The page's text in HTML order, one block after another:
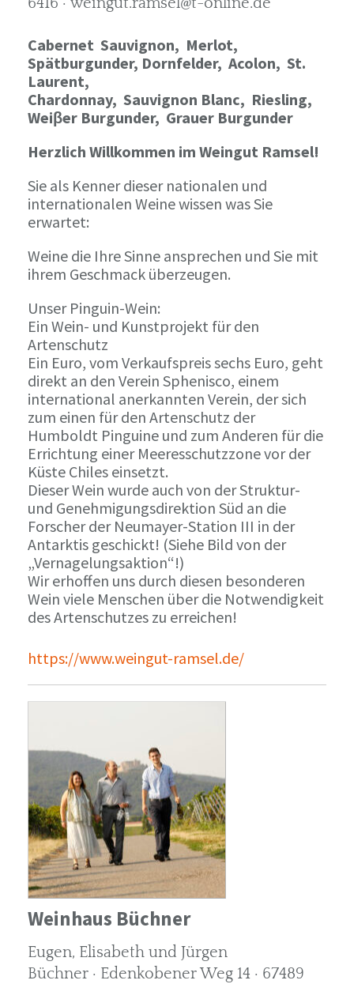
Cabernet Sauvignon, Merlot,
Spätburgunder, Dornfelder, Acolon, St.
Laurent,
Chardonnay, Sauvignon Blanc, Riesling,
Weiβer Burgunder, Grauer Burgunder
Herzlich Willkommen im Weingut Ramsel!
Sie als Kenner dieser nationalen und
internationalen Weine wissen was Sie
erwartet:
Weine die Ihre Sinne ansprechen und Sie mit
ihrem Geschmack überzeugen.
Unser Pinguin-Wein:
Ein Wein- und Kunstprojekt für den
Artenschutz
Ein Euro, vom Verkaufspreis sechs Euro, geht
direkt an den Verein Sphenisco, einem
international anerkannten Verein, der sich
zum einen für den Artenschutz der
Humboldt Pinguine und zum Anderen für die
Errichtung einer Meeresschutzzone vor der
Küste Chiles einsetzt.
Dieser Wein wurde auch von der Struktur-
und Genehmigungsdirektion Süd an die
Forscher der Neumayer-Station III in der
Antarktis geschickt! (Siehe Bild von der
„Vernagelungsaktion“!)
Wir erhoffen uns durch diesen besonderen
Wein viele Menschen über die Notwendigkeit
des Artenschutzes zu erreichen!
https://www.weingut-ramsel.de/
Weinhaus Büchner
Eugen, Elisabeth und Jürgen
Büchner · Edenkobener Weg 14 · 67489